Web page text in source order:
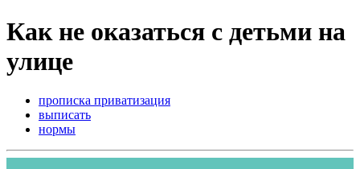
Как не оказаться с детьми на
улице
прописка приватизация
выписать
нормы